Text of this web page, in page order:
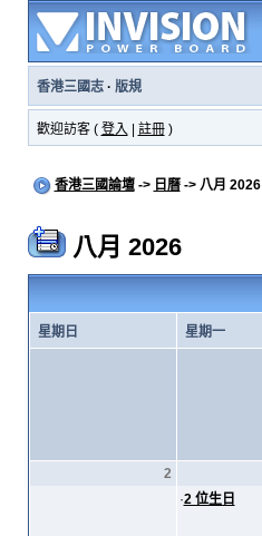
香港三國志· 版規
歡迎訪客 ( 登入 註冊)
香港三國論壇-> 日曆-> 八月 2026
八月 2026
星期日 星期一
2
·2 位生日